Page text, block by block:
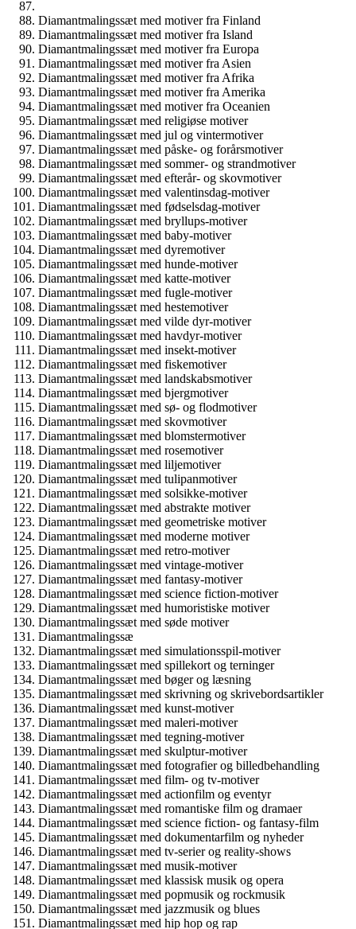
Diamantmalingssæt med motiver fra Finland
Diamantmalingssæt med motiver fra Island
Diamantmalingssæt med motiver fra Europa
Diamantmalingssæt med motiver fra Asien
Diamantmalingssæt med motiver fra Afrika
Diamantmalingssæt med motiver fra Amerika
Diamantmalingssæt med motiver fra Oceanien
Diamantmalingssæt med religiøse motiver
Diamantmalingssæt med jul og vintermotiver
Diamantmalingssæt med påske- og forårsmotiver
Diamantmalingssæt med sommer- og strandmotiver
Diamantmalingssæt med efterår- og skovmotiver
Diamantmalingssæt med valentinsdag-motiver
Diamantmalingssæt med fødselsdag-motiver
Diamantmalingssæt med bryllups-motiver
Diamantmalingssæt med baby-motiver
Diamantmalingssæt med dyremotiver
Diamantmalingssæt med hunde-motiver
Diamantmalingssæt med katte-motiver
Diamantmalingssæt med fugle-motiver
Diamantmalingssæt med hestemotiver
Diamantmalingssæt med vilde dyr-motiver
Diamantmalingssæt med havdyr-motiver
Diamantmalingssæt med insekt-motiver
Diamantmalingssæt med fiskemotiver
Diamantmalingssæt med landskabsmotiver
Diamantmalingssæt med bjergmotiver
Diamantmalingssæt med sø- og flodmotiver
Diamantmalingssæt med skovmotiver
Diamantmalingssæt med blomstermotiver
Diamantmalingssæt med rosemotiver
Diamantmalingssæt med liljemotiver
Diamantmalingssæt med tulipanmotiver
Diamantmalingssæt med solsikke-motiver
Diamantmalingssæt med abstrakte motiver
Diamantmalingssæt med geometriske motiver
Diamantmalingssæt med moderne motiver
Diamantmalingssæt med retro-motiver
Diamantmalingssæt med vintage-motiver
Diamantmalingssæt med fantasy-motiver
Diamantmalingssæt med science fiction-motiver
Diamantmalingssæt med humoristiske motiver
Diamantmalingssæt med søde motiver
Diamantmalingssæ
Diamantmalingssæt med simulationsspil-motiver
Diamantmalingssæt med spillekort og terninger
Diamantmalingssæt med bøger og læsning
Diamantmalingssæt med skrivning og skrivebordsartikler
Diamantmalingssæt med kunst-motiver
Diamantmalingssæt med maleri-motiver
Diamantmalingssæt med tegning-motiver
Diamantmalingssæt med skulptur-motiver
Diamantmalingssæt med fotografier og billedbehandling
Diamantmalingssæt med film- og tv-motiver
Diamantmalingssæt med actionfilm og eventyr
Diamantmalingssæt med romantiske film og dramaer
Diamantmalingssæt med science fiction- og fantasy-film
Diamantmalingssæt med dokumentarfilm og nyheder
Diamantmalingssæt med tv-serier og reality-shows
Diamantmalingssæt med musik-motiver
Diamantmalingssæt med klassisk musik og opera
Diamantmalingssæt med popmusik og rockmusik
Diamantmalingssæt med jazzmusik og blues
Diamantmalingssæt med hip hop og rap